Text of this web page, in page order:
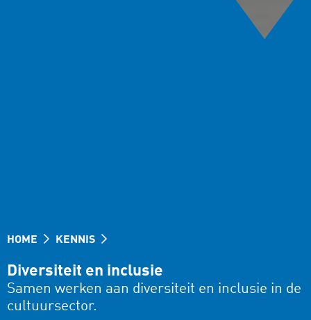
HOME KENNIS
Diversiteit en inclusie
Samen werken aan diversiteit en inclusie in de
cultuursector.